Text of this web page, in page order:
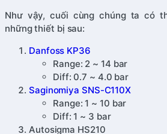
Như vậy, cuối cùng chúng ta có
những thiết bị sau:
Danfoss KP36
Range: 2 ~ 14 bar
Diff: 0.7 ~ 4.0 bar
Saginomiya SNS-C110X
Range: 1 ~ 10 bar
Diff: 1 ~ 3 bar
Autosigma HS210